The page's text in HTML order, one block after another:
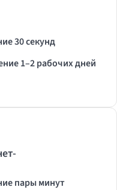
30 секунд
1–2 рабочих дней
пары минут